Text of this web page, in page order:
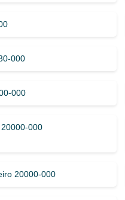
000
000
000
20000-000